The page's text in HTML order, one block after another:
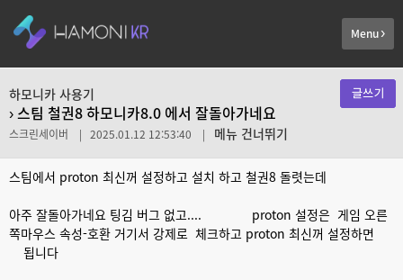
Menu
하모니카 사용기
› 스팀 철권8 하모니카8.0 에서 잘돌아가네요
스크린세이버 | 2025.01.12 12:53:40 | 메뉴 건너뛰기
스팀에서 proton 최신꺼 설정하고 설치 하고 철권8 돌렷는데
아주 잘돌아가네요 팅김 버그 없고.... proton 설정은 게임 오른
쪽마우스 속성-호환 거기서 강제로 체크하고 proton 최신꺼 설정하면
됩니다